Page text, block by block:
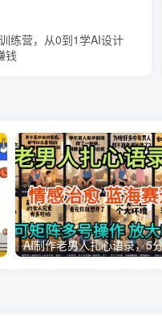
练营，从0到1学AI设计
钱